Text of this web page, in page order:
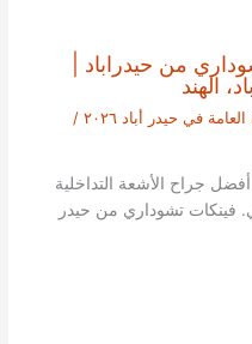
من حيدراباد |
الهند
في حيدر أباد ٢٠٢٦
/
جراح الأشعة التداخلية
فينكات تشوداري من حيدر